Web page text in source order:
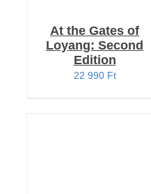
At the Gates of
Loyang: Second
Edition
22 990 Ft